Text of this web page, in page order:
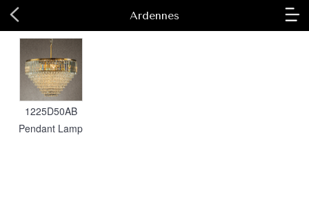
Ardennes
1225D50AB
Pendant Lamp